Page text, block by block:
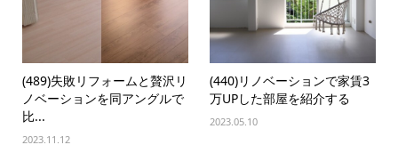
(489)失敗リフォームと贅沢リ
ノベーションを同アングルで
比...
2023.11.12
(440)リノベーションで家賃3
万UPした部屋を紹介する
2023.05.10